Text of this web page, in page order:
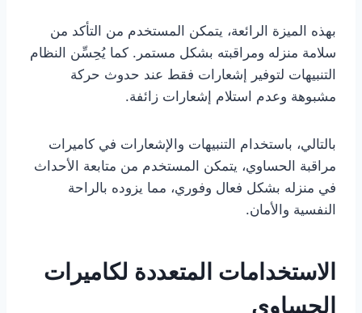
بهذه الميزة الرائعة، يتمكن المستخدم من التأكد من
سلامة منزله ومراقبته بشكل مستمر. كما يُحِسِّن النظام
التنبيهات لتوفير إشعارات فقط عند حدوث حركة
مشبوهة وعدم استلام إشعارات زائفة.
بالتالي، باستخدام التنبيهات والإشعارات في كاميرات
مراقبة الحساوي، يتمكن المستخدم من متابعة الأحداث
في منزله بشكل فعال وفوري، مما يزوده بالراحة
النفسية والأمان.
الاستخدامات المتعددة لكاميرات
الحساوي